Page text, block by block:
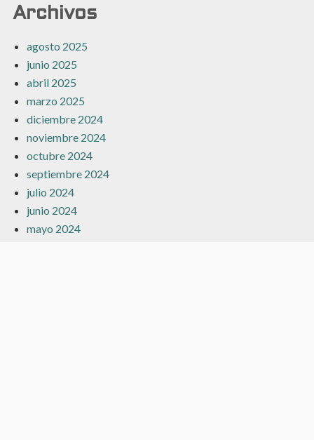
Archivos
agosto 2025
junio 2025
abril 2025
marzo 2025
diciembre 2024
noviembre 2024
octubre 2024
septiembre 2024
julio 2024
junio 2024
mayo 2024